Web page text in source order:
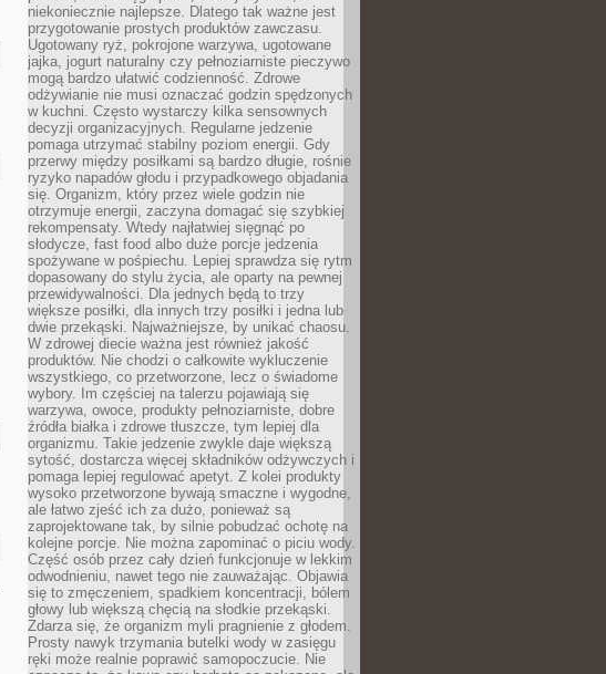
niekoniecznie najlepsze. Dlatego tak ważne jest
przygotowanie prostych produktów zawczasu.
Ugotowany ryż, pokrojone warzywa, ugotowane
jajka, jogurt naturalny czy pełnoziarniste pieczywo
mogą bardzo ułatwić codzienność. Zdrowe
odżywianie nie musi oznaczać godzin spędzonych
w kuchni. Często wystarczy kilka sensownych
decyzji organizacyjnych. Regularne jedzenie
pomaga utrzymać stabilny poziom energii. Gdy
przerwy między posiłkami są bardzo długie, rośnie
ryzyko napadów głodu i przypadkowego objadania
się. Organizm, który przez wiele godzin nie
otrzymuje energii, zaczyna domagać się szybkiej
rekompensaty. Wtedy najłatwiej sięgnąć po
słodycze, fast food albo duże porcje jedzenia
spożywane w pośpiechu. Lepiej sprawdza się rytm
dopasowany do stylu życia, ale oparty na pewnej
przewidywalności. Dla jednych będą to trzy
większe posiłki, dla innych trzy posiłki i jedna lub
dwie przekąski. Najważniejsze, by unikać chaosu.
W zdrowej diecie ważna jest również jakość
produktów. Nie chodzi o całkowite wykluczenie
wszystkiego, co przetworzone, lecz o świadome
wybory. Im częściej na talerzu pojawiają się
warzywa, owoce, produkty pełnoziarniste, dobre
źródła białka i zdrowe tłuszcze, tym lepiej dla
organizmu. Takie jedzenie zwykle daje większą
sytość, dostarcza więcej składników odżywczych i
pomaga lepiej regulować apetyt. Z kolei produkty
wysoko przetworzone bywają smaczne i wygodne,
ale łatwo zjeść ich za dużo, ponieważ są
zaprojektowane tak, by silnie pobudzać ochotę na
kolejne porcje. Nie można zapominać o piciu wody.
Część osób przez cały dzień funkcjonuje w lekkim
odwodnieniu, nawet tego nie zauważając. Objawia
się to zmęczeniem, spadkiem koncentracji, bólem
głowy lub większą chęcią na słodkie przekąski.
Zdarza się, że organizm myli pragnienie z głodem.
Prosty nawyk trzymania butelki wody w zasięgu
ręki może realnie poprawić samopoczucie. Nie